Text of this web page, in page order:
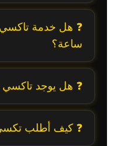
إذا كنت تبحث عن
بجودة عالية وخدمة 24 ساعة.
بكل سهولة! اتصل
واتساب مباشر
أي وقت، وسائقنا
ساعة؟
الأسبوع، لتجدنا
❓ هل يوجد
نعم، يمكنك
إلى المطار أو
❓ كيف أطلب